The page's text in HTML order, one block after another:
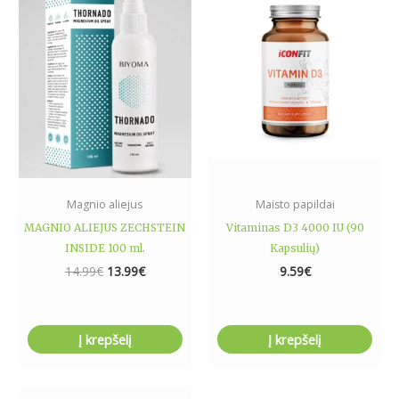
Magnio aliejus
MAGNIO ALIEJUS ZECHSTEIN
INSIDE 100 ml.
14.99€
14.99€.
13.99€
13.99€.
Į krepšelį
Maisto papildai
Vitaminas D3 4000 IU (90
Kapsulių)
9.59€
Į krepšelį